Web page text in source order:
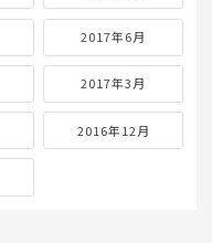
2017年6月
2017年3月
2016年12月